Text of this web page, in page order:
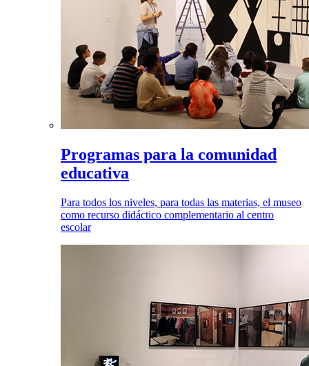
Programas para la comunidad
educativa
Para todos los niveles, para todas las materias, el museo
como recurso didáctico complementario al centro
escolar